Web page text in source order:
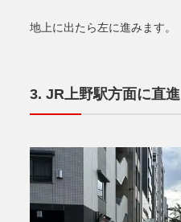
地上に出たら左に進みます。
JR上野駅方面に直進